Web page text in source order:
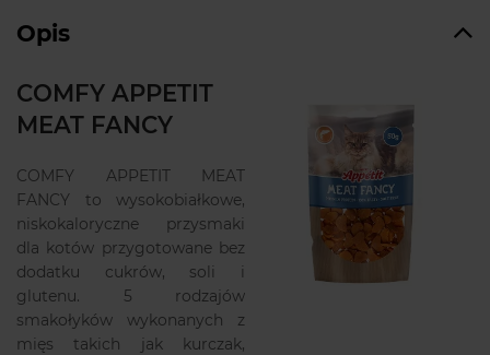
Opis
COMFY APPETIT
MEAT FANCY
COMFY APPETIT MEAT
FANCY to wysokobiałkowe,
niskokaloryczne przysmaki
dla kotów przygotowane bez
dodatku cukrów, soli i
glutenu. 5 rodzajów
smakołyków wykonanych z
mięs takich jak kurczak,